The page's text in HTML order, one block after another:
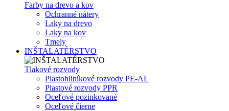
Farby na drevo a kov
Ochranné nátery
Laky na drevo
Laky na kov
Tmely
INŠTALATÉRSTVO
Tlakové rozvody
Plastohliníkové rozvody PE-AL
Plastové rozvody PPR
Oceľové pozinkované
Oceľové čierne